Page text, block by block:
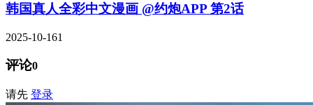
韩国真人全彩中文漫画 @约炮APP 第2话
2025-10-161
评论0
请先 登录